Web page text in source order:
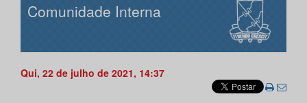
Comunidade Interna
Qui, 22 de julho de 2021, 14:37